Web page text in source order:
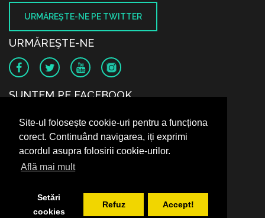
Site-ul folosește cookie-uri pentru a funcționa
corect. Continuând navigarea, iți exprimi
acordul asupra folosirii cookie-urilor.
Află mai mult
Setări
cookies
Refuz Accept!
URMĂREŞTE-NE PE TWITTER
URMĂREŞTE-NE
SUNTEM PE FACEBOOK